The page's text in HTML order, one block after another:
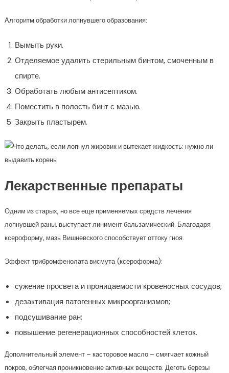
Алгоритм обработки лопнувшего образования:
Вымыть руки.
Отделяемое удалить стерильным бинтом, смоченным в
спирте.
Обработать любым антисептиком.
Поместить в полость бинт с мазью.
Закрыть пластырем.
Лекарственные препараты
Одним из старых, но все еще применяемых средств лечения
лопнувшей раны, выступает линимент бальзамический. Благодаря
ксероформу, мазь Вишневского способствует оттоку гноя.
Эффект трибромфенолата висмута (ксероформа):
сужение просвета и проницаемости кровеносных сосудов;
дезактивация патогенных микроорганизмов;
подсушивание ран;
повышение регенерационных способностей клеток.
Дополнительный элемент – касторовое масло – смягчает кожный
покров, облегчая проникновение активных веществ. Деготь березы